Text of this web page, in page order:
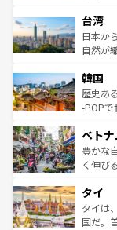
情報は
人々、
ク、伝
ってい
はコン
リアリ
ク）、
ど、見
いる。
ビング
い。オ
参照し
台湾
日本か
自然が
ン）、
と山間
驚きを
容にも
照して
韓国
歴史あ
-POPで
き、地
できる
まで、
リティ
覧を参
ベト
豊かな
く伸び
急速な
ーチミ
醸し出
タイ
タイは
国だ。